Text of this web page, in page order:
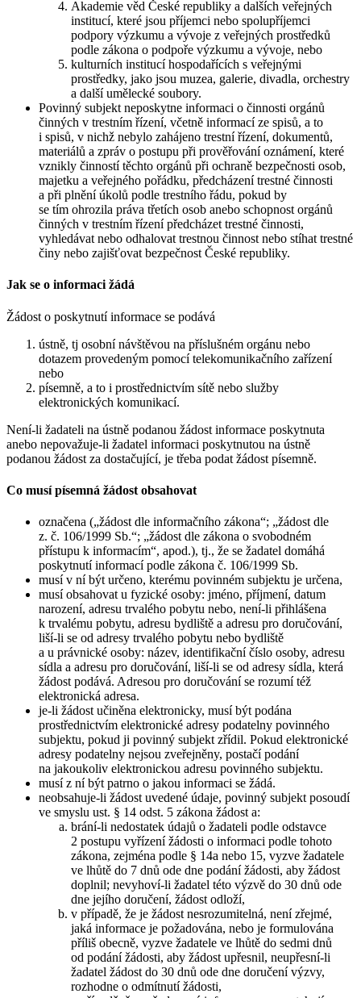
Akademie věd České republiky a dalších veřejných
institucí, které jsou příjemci nebo spolupříjemci
podpory výzkumu a vývoje z veřejných prostředků
podle zákona o podpoře výzkumu a vývoje, nebo
kulturních institucí hospodařících s veřejnými
prostředky, jako jsou muzea, galerie, divadla, orchestry
a další umělecké soubory.
Povinný subjekt neposkytne informaci o činnosti orgánů
činných v trestním řízení, včetně informací ze spisů, a to
i spisů, v nichž nebylo zahájeno trestní řízení, dokumentů,
materiálů a zpráv o postupu při prověřování oznámení, které
vznikly činností těchto orgánů při ochraně bezpečnosti osob,
majetku a veřejného pořádku, předcházení trestné činnosti
a při plnění úkolů podle trestního řádu, pokud by
se tím ohrozila práva třetích osob anebo schopnost orgánů
činných v trestním řízení předcházet trestné činnosti,
vyhledávat nebo odhalovat trestnou činnost nebo stíhat trestné
činy nebo zajišťovat bezpečnost České republiky.
Jak se o informaci žádá
Žádost o poskytnutí informace se podává
ústně, tj osobní návštěvou na příslušném orgánu nebo
dotazem provedeným pomocí telekomunikačního zařízení
nebo
písemně, a to i prostřednictvím sítě nebo služby
elektronických komunikací.
Není-li žadateli na ústně podanou žádost informace poskytnuta
anebo nepovažuje-li žadatel informaci poskytnutou na ústně
podanou žádost za dostačující, je třeba podat žádost písemně.
Co musí písemná žádost obsahovat
označena („žádost dle informačního zákona“; „žádost dle
z. č. 106/1999 Sb.“; „žádost dle zákona o svobodném
přístupu k informacím“, apod.), tj., že se žadatel domáhá
poskytnutí informací podle zákona č. 106/1999 Sb.
musí v ní být určeno, kterému povinném subjektu je určena,
musí obsahovat u fyzické osoby: jméno, příjmení, datum
narození, adresu trvalého pobytu nebo, není-li přihlášena
k trvalému pobytu, adresu bydliště a adresu pro doručování,
liší-li se od adresy trvalého pobytu nebo bydliště
a u právnické osoby: název, identifikační číslo osoby, adresu
sídla a adresu pro doručování, liší-li se od adresy sídla, která
žádost podává. Adresou pro doručování se rozumí též
elektronická adresa.
je-li žádost učiněna elektronicky, musí být podána
prostřednictvím elektronické adresy podatelny povinného
subjektu, pokud ji povinný subjekt zřídil. Pokud elektronické
adresy podatelny nejsou zveřejněny, postačí podání
na jakoukoliv elektronickou adresu povinného subjektu.
musí z ní být patrno o jakou informaci se žádá.
neobsahuje-li žádost uvedené údaje, povinný subjekt posoudí
ve smyslu ust. § 14 odst. 5 zákona žádost a:
brání-li nedostatek údajů o žadateli podle odstavce
2 postupu vyřízení žádosti o informaci podle tohoto
zákona, zejména podle § 14a nebo 15, vyzve žadatele
ve lhůtě do 7 dnů ode dne podání žádosti, aby žádost
doplnil; nevyhoví-li žadatel této výzvě do 30 dnů ode
dne jejího doručení, žádost odloží,
v případě, že je žádost nesrozumitelná, není zřejmé,
jaká informace je požadována, nebo je formulována
příliš obecně, vyzve žadatele ve lhůtě do sedmi dnů
od podání žádosti, aby žádost upřesnil, neupřesní-li
žadatel žádost do 30 dnů ode dne doručení výzvy,
rozhodne o odmítnutí žádosti,